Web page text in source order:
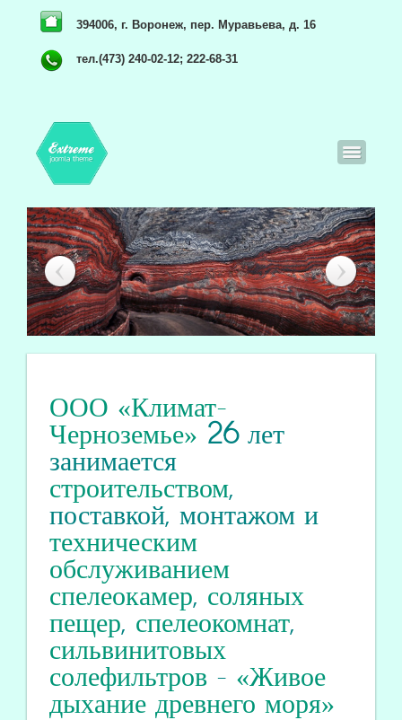
394006, г. Воронеж, пер. Муравьева, д. 16
тел.(473) 240-02-12; 222-68-31
ООО «Климат-
Черноземье» 26лет
занимается
строительством,
поставкой, монтажом и
техническим
обслуживанием
спелеокамер, соляных
пещер, спелеокомнат,
сильвинитовых
солефильтров - «Живое
дыхание древнего моря»